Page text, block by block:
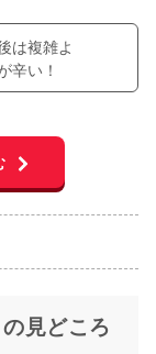
は複雑よ
辛い！
見どころ